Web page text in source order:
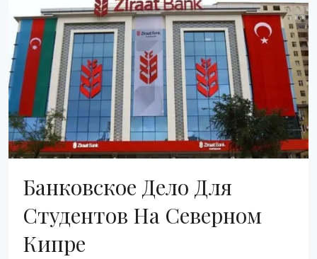
Банковское Дело Для
Студентов На Северном
Кипре